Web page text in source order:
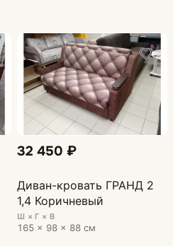
32 450 ₽
Диван-кровать ГРАНД 2
1,4 Коричневый
Ш × Г × В
165 × 98 × 88 см